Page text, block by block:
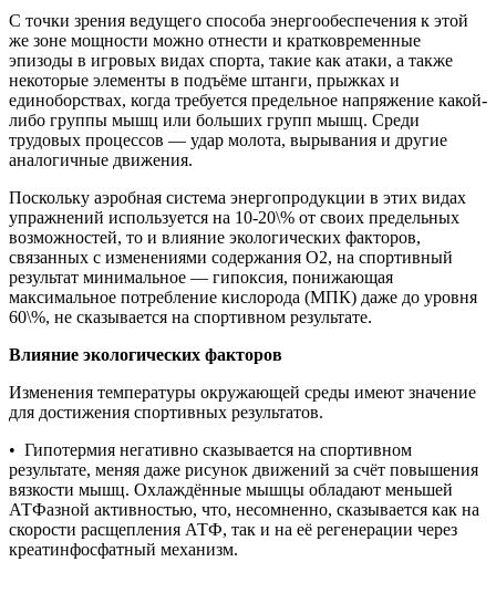
С точки зрения ведущего способа энергообеспечения к этой
же зоне мощности можно отнести и кратковременные
эпизоды в игровых видах спорта, такие как атаки, а также
некоторые элементы в подъёме штанги, прыжках и
единоборствах, когда требуется предельное напряжение какой-
либо группы мышц или больших групп мышц. Среди
трудовых процессов — удар молота, вырывания и другие
аналогичные движения.
Поскольку аэробная система энергопродукции в этих видах
упражнений используется на 10-20\% от своих предельных
возможностей, то и влияние экологических факторов,
связанных с изменениями содержания О2, на спортивный
результат минимальное — гипоксия, понижающая
максимальное потребление кислорода (МПК) даже до уровня
60\%, не сказывается на спортивном результате.
Влияние экологических факторов
Изменения температуры окружающей среды имеют значение
для достижения спортивных результатов.
• Гипотермия негативно сказывается на спортивном
результате, меняя даже рисунок движений за счёт повышения
вязкости мышц. Охлаждённые мышцы обладают меньшей
АТФазной активностью, что, несомненно, сказывается как на
скорости расщепления АТФ, так и на её регенерации через
креатинфосфатный механизм.